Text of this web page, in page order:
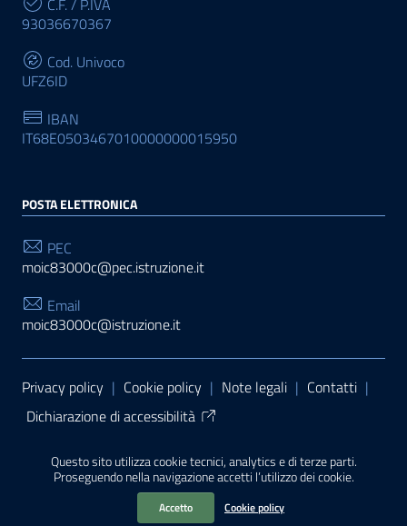
Questo sito utilizza cookie tecnici, analytics e di terze parti.
Proseguendo nella navigazione accetti l’utilizzo dei cookie.
Accetto Cookie policy
C.F. / P.IVA
93036670367
Cod. Univoco
UFZ6ID
IBAN
IT68E0503467010000000015950
POSTA ELETTRONICA
PEC
moic83000c@pec.istruzione.it
Email
moic83000c@istruzione.it
Sezione Link Utili
Privacy policy | Cookie policy | Note legali | Contatti |
Dichiarazione di accessibilità
PA di AgID
| Realizzato con WordPress
da